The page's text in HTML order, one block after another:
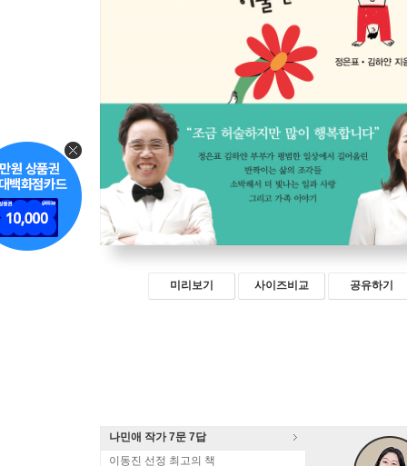
미리보기 사이즈비교 공유하기
나민애 작가 7문 7답
이동진 선정 최고의 책